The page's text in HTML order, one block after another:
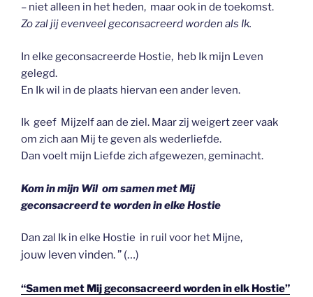
– niet alleen in het heden, maar ook in de toekomst.
Zo zal jij evenveel geconsacreerd worden als Ik.
In elke geconsacreerde Hostie, heb Ik mijn Leven
gelegd.
En Ik wil in de plaats hiervan een ander leven.
Ik geef Mijzelf aan de ziel. Maar zij weigert zeer vaak
om zich aan Mij te geven als wederliefde.
Dan voelt mijn Liefde zich afgewezen, geminacht.
Kom in mijn Wil om samen met Mij
geconsacreerd te worden in elke Hostie
Dan zal Ik in elke Hostie in ruil voor het Mijne,
jouw leven vinden. ” (…)
“Samen met Mij geconsacreerd worden in elk Hostie”